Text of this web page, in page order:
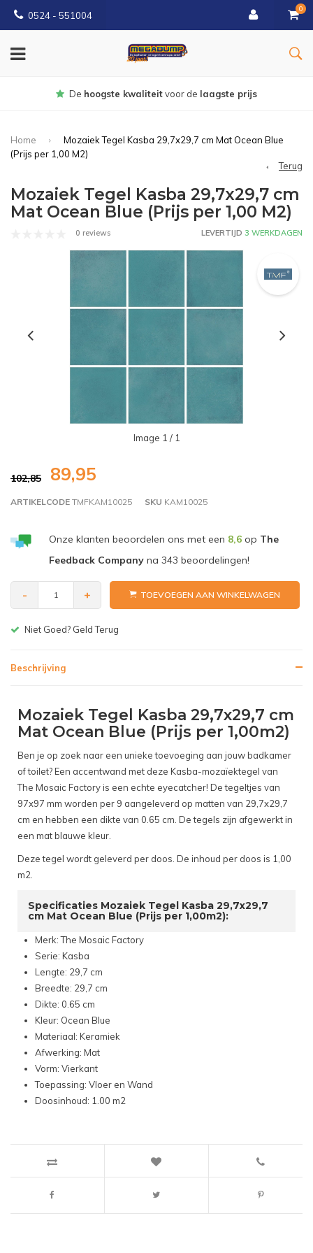
0524 - 551004
0
kwaliteitvoor delaagste prijs
Home
Mozaiek Tegel Kasba 29,7x29,7 cm Mat Ocean Blue
(Prijs per 1,00 M2)
Terug
Mozaiek Tegel Kasba 29,7x29,7 cm
Mat Ocean Blue (Prijs per 1,00 M2)
0 reviews LEVERTIJD 3 WERKDAGEN
Image 1 / 1
102,85 89,95
ARTIKELCODE TMFKAM10025 SKU KAM10025
Onze klanten beoordelen ons met een 8,6op The
Feedback Companyna 343 beoordelingen!
- + TOEVOEGEN AAN WINKELWAGEN
Niet Goed? Geld Terug
Beschrijving
Mozaiek Tegel Kasba 29,7x29,7 cm
Mat Ocean Blue (Prijs per 1,00m2)
Ben je op zoek naar een unieke toevoeging aan jouw badkamer
of toilet? Een accentwand met deze Kasba-mozaïektegel van
The Mosaic Factory is een echte eyecatcher! De tegeltjes van
97x97 mm worden per 9 aangeleverd op matten van 29,7x29,7
cm en hebben een dikte van 0.65 cm. De tegels zijn afgewerkt in
een mat blauwe kleur.
Deze tegel wordt geleverd per doos. De inhoud per doos is 1,00
m2.
Specificaties Mozaiek Tegel Kasba 29,7x29,7
cm Mat Ocean Blue (Prijs per 1,00m2):
Merk: The Mosaic Factory
Serie: Kasba
Lengte: 29,7 cm
Breedte: 29,7 cm
Dikte: 0.65 cm
Kleur: Ocean Blue
Materiaal: Keramiek
Afwerking: Mat
Vorm: Vierkant
Toepassing: Vloer en Wand
Doosinhoud: 1.00 m2